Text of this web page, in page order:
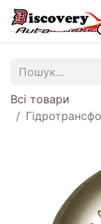
Всі товари